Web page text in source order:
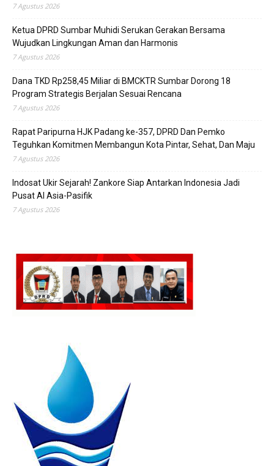
7 Agustus 2026
Ketua DPRD Sumbar Muhidi Serukan Gerakan Bersama
Wujudkan Lingkungan Aman dan Harmonis
7 Agustus 2026
Dana TKD Rp258,45 Miliar di BMCKTR Sumbar Dorong 18
Program Strategis Berjalan Sesuai Rencana
7 Agustus 2026
Rapat Paripurna HJK Padang ke-357, DPRD Dan Pemko
Teguhkan Komitmen Membangun Kota Pintar, Sehat, Dan Maju
7 Agustus 2026
Indosat Ukir Sejarah! Zankore Siap Antarkan Indonesia Jadi
Pusat AI Asia-Pasifik
7 Agustus 2026